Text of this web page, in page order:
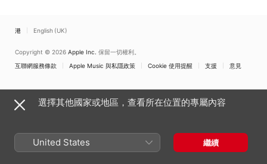
香港 English (UK)
Copyright © 2026 Apple Inc. 保留一切權利。
互聯網服務條款
Apple Music 與私隱政策 Cookie 使用提醒 支援 意見
選擇其他國家或地區，查看所在位置的專屬內容
United States 繼續